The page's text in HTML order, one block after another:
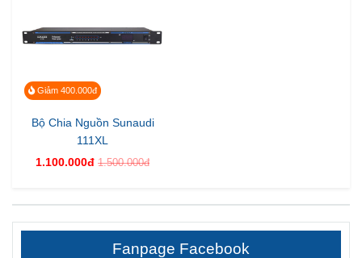
Giảm 400.000đ
Bộ Chia Nguồn Sunaudi
111XL
1.100.000đ 1.500.000đ
Fanpage Facebook